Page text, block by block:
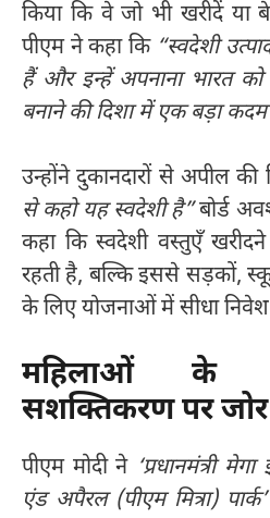
किया कि वे जो भी खरीदें या
पीएम ने कहा कि “स्वदेशी
हैं और इन्हें अपनाना भारत को
बनाने की दिशा में एक बड़ा कदम
उन्होंने दुकानदारों से अपील
से कहो यह स्वदेशी है”बोर्ड
कहा कि स्वदेशी वस्तुएँ
रहती है, बल्कि इससे सड़कों,
के लिए योजनाओं में सीधा निवेश
महिलाओं के
सशक्तिकरण पर जोर
पीएम मोदी ने ‘प्रधानमंत्री
एंड अपैरल (पीएम मित्रा) पार्क’